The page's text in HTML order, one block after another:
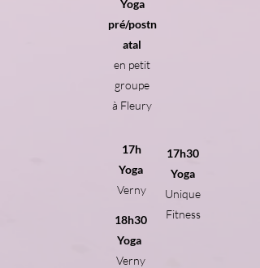
Yoga
pré/postn
atal
en petit
groupe
à Fleury
17h
Yoga
Verny
18h30
Yoga
Verny
17h30
Yoga
Unique
Fitness